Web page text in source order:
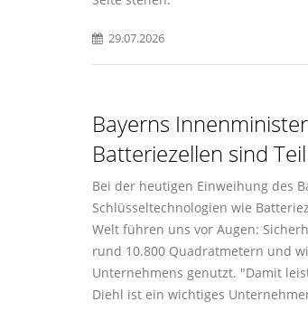
29.07.2026
Bayerns
Batteriezellen sind
Bei der heutigen Einweihung des
Schlüsseltechnologien wie
Welt führen uns vor Augen:
rund 10.800 Quadratmetern und
Unternehmens genutzt. "Damit
Diehl ist ein wichtiges